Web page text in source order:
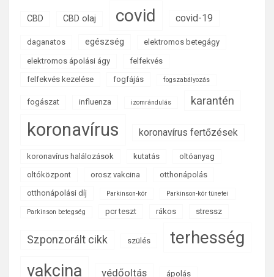
CBD CBD olaj covid covid-19
daganatos egészség elektromos betegágy
elektromos ápolási ágy
felfekvés
felfekvés kezelése
fogfájás fogszabályozás
fogászat influenza izomrándulás karantén
koronavírus koronavírus fertőzések
koronavírus halálozások kutatás
oltóanyag
oltóközpont
orosz vakcina
otthonápolás
otthonápolási díj
Parkinson-kór Parkinson-kór tünetei
Parkinson betegség pcr teszt rákos stressz
Szponzorált cikk szülés terhesség
vakcina védőoltás ápolás